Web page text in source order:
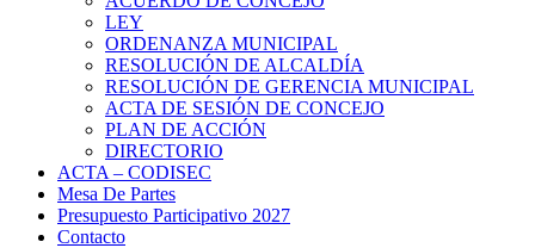
LEY
ORDENANZA MUNICIPAL
RESOLUCIÓN DE ALCALDÍA
RESOLUCIÓN DE GERENCIA MUNICIPAL
ACTA DE SESIÓN DE CONCEJO
PLAN DE ACCIÓN
DIRECTORIO
ACTA – CODISEC
Mesa De Partes
Presupuesto Participativo 2027
Contacto